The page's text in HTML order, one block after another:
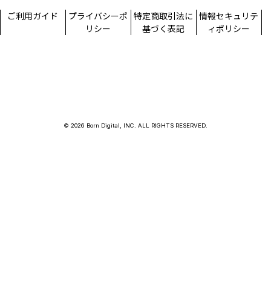
ご利用ガイド
プライバシーポ
リシー
特定商取引法に
基づく表記
情報セキュリテ
ィポリシー
© 2026 Born Digital, INC. ALL RIGHTS RESERVED.